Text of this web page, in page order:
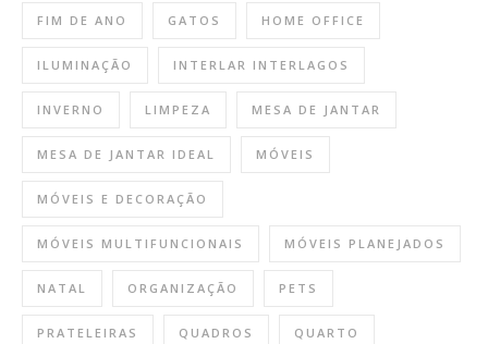
FIM DE ANO GATOS HOME OFFICE
ILUMINAÇÃO INTERLAR INTERLAGOS
INVERNO LIMPEZA MESA DE JANTAR
MESA DE JANTAR IDEAL MÓVEIS
MÓVEIS E DECORAÇÃO
MÓVEIS MULTIFUNCIONAIS MÓVEIS PLANEJADOS
NATAL ORGANIZAÇÃO PETS
PRATELEIRAS QUADROS QUARTO